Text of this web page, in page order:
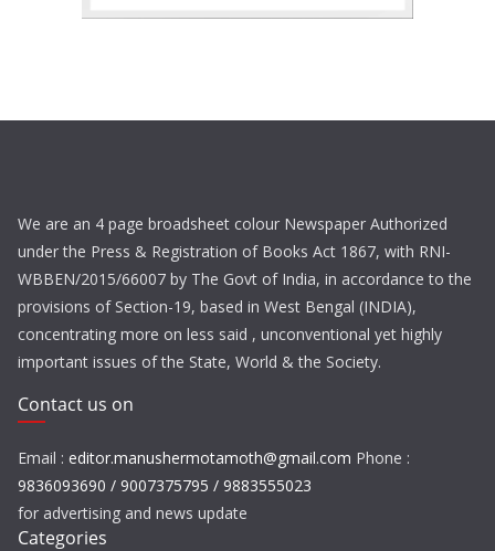
We are an 4 page broadsheet colour Newspaper Authorized
under the Press & Registration of Books Act 1867, with RNI-
WBBEN/2015/66007 by The Govt of India, in accordance to the
provisions of Section-19, based in West Bengal (INDIA),
concentrating more on less said , unconventional yet highly
important issues of the State, World & the Society.
Contact us on
Email : editor.manushermotamoth@gmail.com Phone :
9836093690 / 9007375795 / 9883555023
for advertising and news update
Categories